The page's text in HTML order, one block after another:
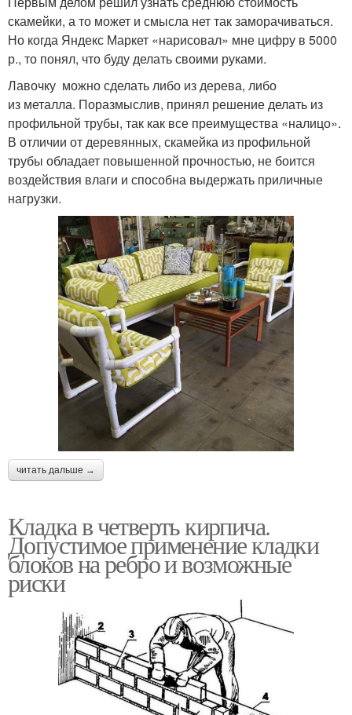
скамейки, а то может и смысла нет так заморачиваться.
Но когда Яндекс Маркет «нарисовал» мне цифру в 5000
р., то понял, что буду делать своими руками.
Лавочку можно сделать либо из дерева, либо
из металла. Поразмыслив, принял решение делать из
профильной трубы, так как все преимущества «налицо».
В отличии от деревянных, скамейка из профильной
трубы обладает повышенной прочностью, не боится
воздействия влаги и способна выдержать приличные
нагрузки.
читать дальше →
Кладка в четверть кирпича.
Допустимое применение кладки
блоков на ребро и возможные
риски